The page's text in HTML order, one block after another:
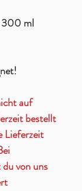
300 ml
auf
bestellt
Lieferzeit
von uns